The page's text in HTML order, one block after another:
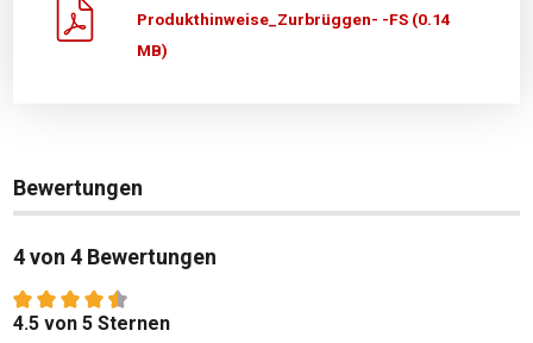
Produkthinweise_Zurbrüggen- -FS (0.14
MB)
Bewertungen
4 von 4 Bewertungen
Durchschnittliche Bewertung von 4.5 von 5 Sternen
4.5 von 5 Sternen